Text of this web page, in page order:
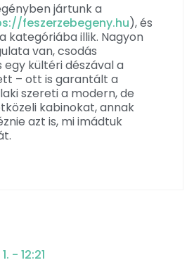
jártunk a
feszerzebegeny.hu), és
kategóriába illik. Nagyon
van, csodás
kültéri dészával a
– ott is garantált a
szereti a modern, de
kabinokat, annak
azt is, mi imádtuk
- 12:21